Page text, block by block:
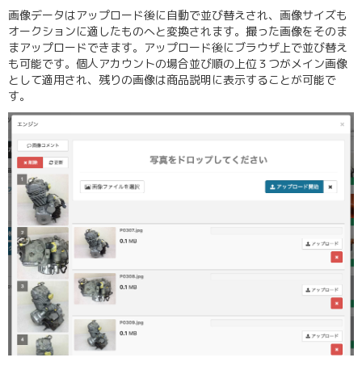
画像データはアップロード後に自動で並び替えされ、画像サイズも
オークションに適したものへと変換されます。撮った画像をそのま
まアップロードできます。アップロード後にブラウザ上で並び替え
も可能です。個人アカウントの場合並び順の上位３つがメイン画像
として適用され、残りの画像は商品説明に表示することが可能で
す。